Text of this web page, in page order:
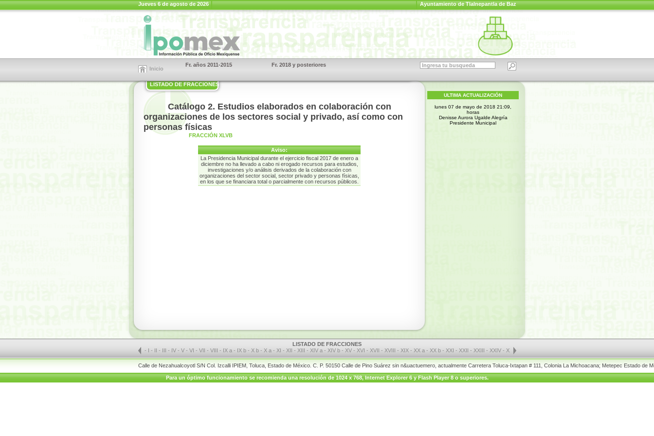
Ayuntamiento de Tlalnepantla de Baz
Jueves 6 de agosto de 2026
Inicio
Fr. años 2011-2015 Fr. 2018 y posteriores
LISTADO DE FRACCIONES
Catálogo 2. Estudios elaborados en colaboración con
organizaciones de los sectores social y privado, así como con
personas físicas
FRACCIÓN XLVB
Aviso:
La Presidencia Municipal durante el ejercicio fiscal 2017 de enero a
diciembre no ha llevado a cabo ni erogado recursos para estudios,
investigaciones y/o análisis derivados de la colaboración con
organizaciones del sector social, sector privado y personas físicas,
en los que se financiara total o parcialmente con recursos públicos.
ULTIMA ACTUALIZACIÓN
lunes 07 de mayo de 2018 21:09,
horas
Denisse Aurora Ugalde Alegría
Presidente Municipal
LISTADO DE FRACCIONES
- I - II - III - IV - V - VI - VII - VIII - IX a- IX b- X b- X a- XI - XII - XIII - XIV a- XIV b- XV - XVI - XVII - XVIII - XIX - XX a- XX b- XXI - XXII - XXIII - XXIV - XXV a
Calle de Nezahualcoyotl S/N Col. Izcalli IPIEM, Toluca, Estado de México. C. P. 50150 Calle de Pino Suárez sin n&uactuemero, actualmente Carretera Toluca-Ixtapan # 111, Colonia La Michoacana; Metepec Estado de
Para un óptimo funcionamiento se recomienda una resolución de 1024 x 768, Internet Explorer 6 y Flash Player 8 o superiores.